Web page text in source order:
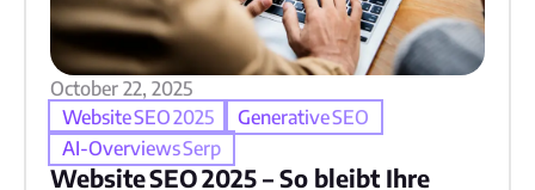
October 22, 2025
Website SEO 2025
Generative SEO
AI‑Overviews Serp
Website SEO 2025 – So bleibt Ihre